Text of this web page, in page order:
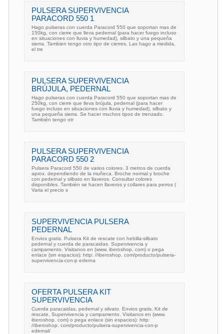
PULSERA SUPERVIVENCIA
PARACORD 550 1
Hago pulseras con cuerda Paracord 550 que soportan mas de
150kg, con cierre que lleva pedernal (para hacer fuego incluso
en situaciones con lluvia y humedad), silbato y una pequeña
sierra. Tambien tengo otro tipo de cierres. Las hago a medida,
el tre
PULSERA SUPERVIVENCIA
BRÚJULA, PEDERNAL
Hago pulseras con cuerda Paracord 550 que soportan mas de
250kg, con cierre que lleva brújula, pedernal (para hacer
fuego incluso en situaciones con lluvia y humedad), silbato y
una pequeña sierra. Se hacer muchos tipos de trenzado.
También tengo otr
PULSERA SUPERVIVENCIA
PARACORD 550 2
Pulsera Paracord 550 de varios colores. 3 metros de cuerda
aprox. dependiendo de la muñeca. Broche normal y broche
con pedernal y silbato en llaveros. Consultar colores
disponibles. También se hacen llaveros y collares para perros (
Varia el precio s
SUPERVIVENCIA PULSERA
PEDERNAL
Envios gratis. Pulsera Kit de rescate con hebilla-silbato
pedernal y cuerda de paracaidas. Supervivencia y
campamento. Visitanos en (www. iberoshop. com) o pega
enlace (sin espacios): http: //iberoshop. com/producto/pulsera-
supervivencia-con-p ederna
OFERTA PULSERA KIT
SUPERVIVENCIA
Cuerda paracaidas, pedernal y silvato. Envios gratis. Kit de
rescate, Supervivencia y campamento. Visitanos en (www.
iberoshop. com) o pega enlace (sin espacios): http:
//iberoshop. com/producto/pulsera-supervivencia-con-p
edernal/